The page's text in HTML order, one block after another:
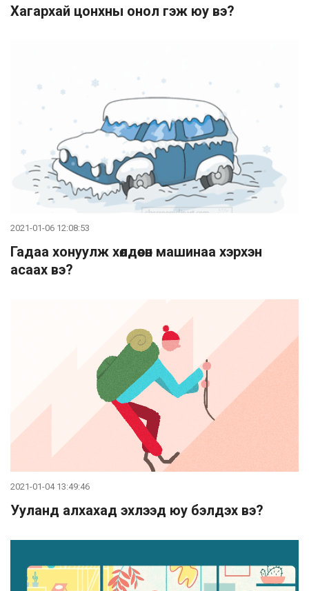
Хагархай цонхны онол гэж юу вэ?
2021-01-06 12:08:53
Гадаа хонуулж хөлдөөсөн машинаа хэрхэн
асаах вэ?
2021-01-04 13:49:46
Ууланд алхахад эхлээд юу бэлдэх вэ?